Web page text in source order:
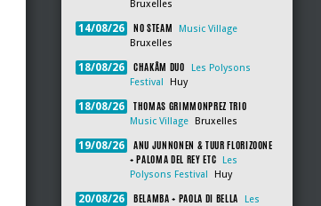
Bruxelles
14/08/26 NO STEAM
Music Village
Bruxelles
18/08/26 CHAKÂM DUO
Les Polysons
Festival
Huy
18/08/26 THOMAS GRIMMONPREZ TRIO
Music Village Bruxelles
19/08/26
ANU JUNNONEN & TUUR FLORIZOONE
+ PALOMA DEL REY ETC
Les
Polysons Festival
Huy
20/08/26 BELAMBA + PAOLA DI BELLA
Les